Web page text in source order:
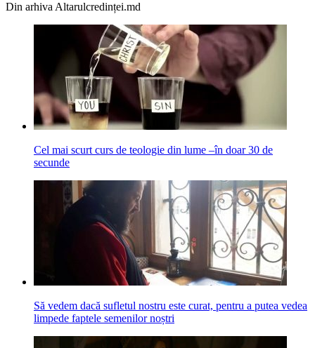
Din arhiva Altarulcredinței.md
Cel mai scurt curs de teologie din lume –în doar 30 de
secunde
Să vedem dacă sufletul nostru este curat, pentru a putea vedea
limpede faptele semenilor noștri